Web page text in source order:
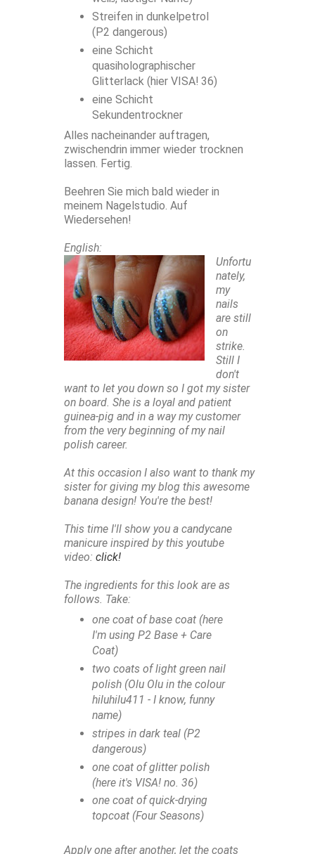
Streifen in dunkelpetrol
(P2 dangerous)
eine Schicht
quasiholographischer
Glitterlack (hier VISA! 36)
eine Schicht
Sekundentrockner
Alles nacheinander auftragen,
zwischendrin immer wieder trocknen
lassen. Fertig.
Beehren Sie mich bald wieder in
meinem Nagelstudio. Auf
Wiedersehen!
English:
Unfortu
nately,
my
nails
are still
on
strike.
Still I
don't
want to let you down so I got my sister
on board. She is a loyal and patient
guinea-pig and in a way my customer
from the very beginning of my nail
polish career.
At this occasion I also want to thank my
sister for giving my blog this awesome
banana design! You're the best!
This time I'll show you a candycane
manicure inspired by this youtube
video: click!
The ingredients for this look are as
follows. Take:
one coat of base coat (here
I'm using P2 Base + Care
Coat)
two coats of light green nail
polish (Olu Olu in the colour
hiluhilu411 - I know, funny
name)
stripes in dark teal (P2
dangerous)
one coat of glitter polish
(here it's VISA! no. 36)
one coat of quick-drying
topcoat (Four Seasons)
Apply one after another, let the coats